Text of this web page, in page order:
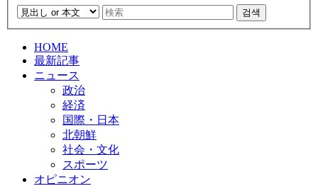
검색
HOME
最新記事
ニュース
政治
経済
国際・日本
北朝鮮
社会・文化
スポーツ
オピニオン